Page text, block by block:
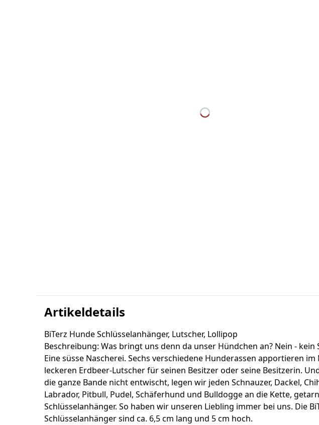
Artikeldetails
BiTerz Hunde Schlüsselanhänger, Lutscher, Lollipop
Beschreibung: Was bringt uns denn da unser Hündchen an? Nein - kein
Eine süsse Nascherei. Sechs verschiedene Hunderassen apportieren im
leckeren Erdbeer-Lutscher für seinen Besitzer oder seine Besitzerin.
die ganze Bande nicht entwischt, legen wir jeden Schnauzer, Dackel,
Labrador, Pitbull, Pudel, Schäferhund und Bulldogge an die Kette,
Schlüsselanhänger. So haben wir unseren Liebling immer bei uns. Die
Schlüsselanhänger sind ca. 6,5 cm lang und 5 cm hoch.